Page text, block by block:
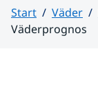
Start Väder
Väderprognos